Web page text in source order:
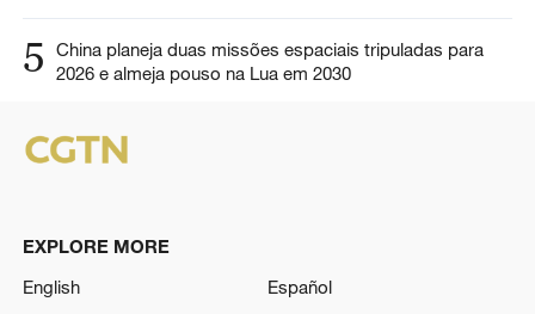
5
China planeja duas missões espaciais tripuladas para
2026 e almeja pouso na Lua em 2030
EXPLORE MORE
English
Español